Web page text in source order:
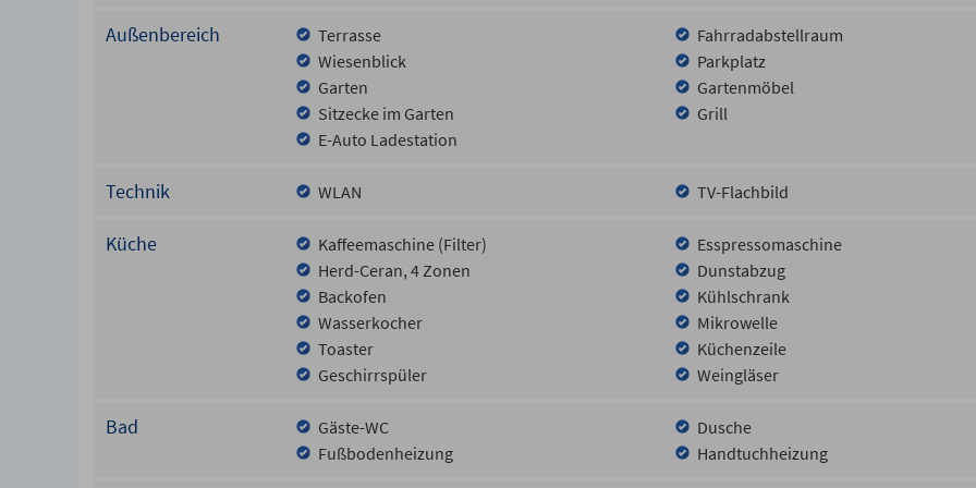
und zum familienfreundlichen, flach abfallenden Sandstrand gelangen Sie abseits vom Autoverkehr über einen Fußweg
Meter). Wer Kultur und Abwechslung sucht, freut sich über die nahegelegenen Städte Wismar (8 km), Schwerin (35 km),
(70 km) und Rostock (74km).
Außenbereich Terrasse
Fahrradabstellraum
Wiesenblick
Parkplatz
Garten
Gartenmöbel
Sitzecke im Garten
Grill
E-Auto Ladestation
Technik WLAN TV-Flachbild
Küche Kaffeemaschine (Filter)
Esspressomaschine
Herd-Ceran, 4 Zonen
Dunstabzug
Backofen
Kühlschrank
Wasserkocher
Mikrowelle
Toaster
Küchenzeile
Geschirrspüler
Weingläser
Bad Gäste-WC
Dusche
Fußbodenheizung
Handtuchheizung